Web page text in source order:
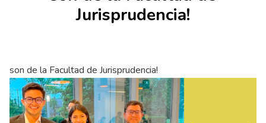
Jurisprudencia!
son de la Facultad de Jurisprudencia!